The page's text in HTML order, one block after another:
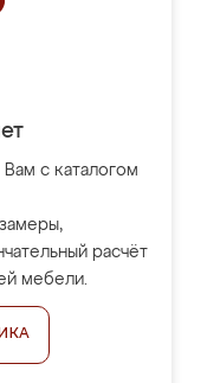
с каталогом
расчёт
мебели.